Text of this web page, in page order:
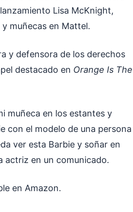
Lisa McKnight,
muñecas en Mattel.
y defensora de los derechos
destacado en Orange Is The
muñeca en los estantes y
con el modelo de una persona
ver esta Barbie y soñar en
actriz en un comunicado.
en Amazon.